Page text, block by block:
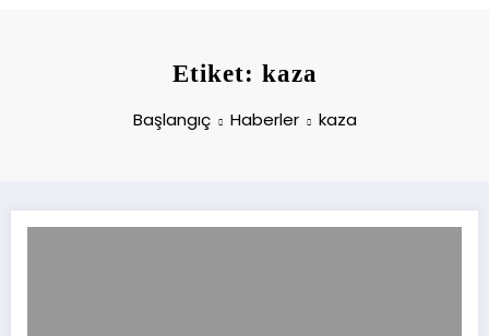
Etiket: kaza
Başlangıç Haberler kaza